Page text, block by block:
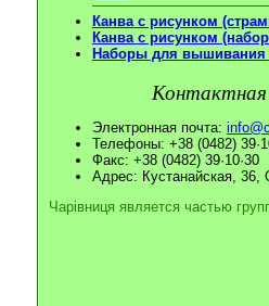
Канва с рисунком
Канва с рисунком
Наборы для вышивания
Электронная почта:
Телефоны: +38 (0482)
Факс: +38 (0482) 39·10·30
Адрес: Кустанайская, 36,
Чарівниця является частью